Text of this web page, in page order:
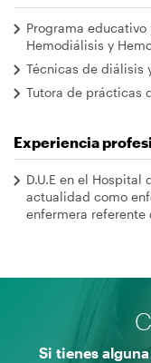
Programa
Hemodiálisis y
Técnicas de diálisis
Tutora de prácticas
Experiencia
D.U.E en el
actualidad como
enfermera referente
Si tienes